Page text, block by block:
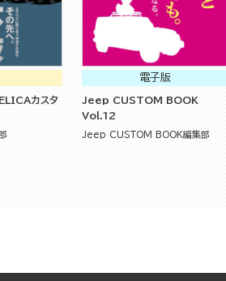
カスタ
電子版
Jeep CUSTOM BOOK
Vol.12
Jeep CUSTOM BOOK編集部